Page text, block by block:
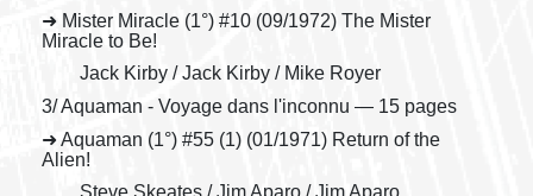
➜ Mister Miracle (1°) #10 (09/1972) The Mister
Miracle to Be!
Jack Kirby / Jack Kirby / Mike Royer
3/ Aquaman - Voyage dans l'inconnu — 15 pages
➜ Aquaman (1°) #55 (1) (01/1971) Return of the
Alien!